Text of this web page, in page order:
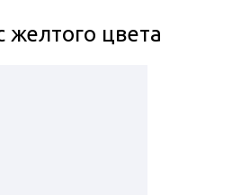
желтого цвета